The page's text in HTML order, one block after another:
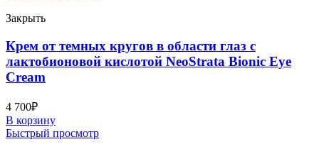
Закрыть
Крем от темных кругов в области глаз с
лактобионовой кислотой NeoStrata Bionic Eye
Cream
4 700₽
В корзину
Быстрый просмотр